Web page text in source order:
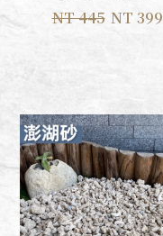
NT 445 NT 399